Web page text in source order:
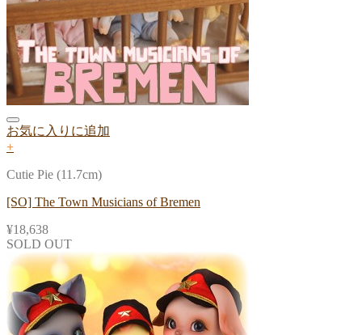
お気に入りに追加
+
Cutie Pie (11.7cm)
[SO] The Town Musicians of Bremen
¥18,638
SOLD OUT